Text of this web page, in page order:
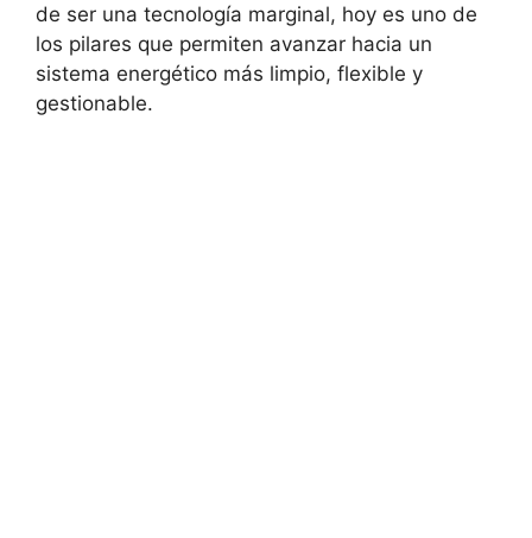
de ser una tecnología marginal, hoy es uno de
los pilares que permiten avanzar hacia un
sistema energético más limpio, flexible y
gestionable.